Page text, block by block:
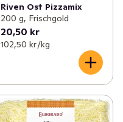
Riven Ost Pizzamix
200 g, Frischgold
20,50 kr
102,50 kr /kg